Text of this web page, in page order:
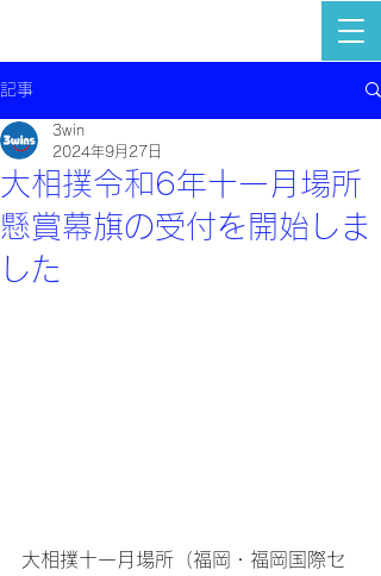
記事
大相撲令和6年十一月場所
懸賞幕旗の受付を開始しま
した
3win
2024年9月27日
大相撲十一月場所（福岡・福岡国際セ